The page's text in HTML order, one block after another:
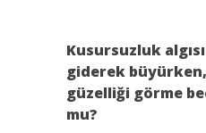
Kusursuzluk
giderek
güzelliği görme
mu?